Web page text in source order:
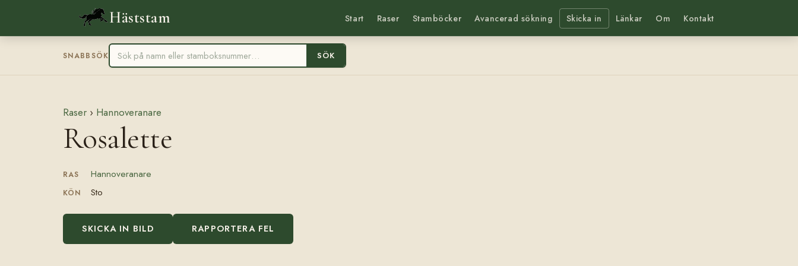
Häststam Start Raser Stamböcker Avancerad sökning Skicka in Länkar Om Kontakt
SNABBSÖK SÖK
Raser › Hannoveranare
Rosalette
RAS Hannoveranare
KÖN Sto
SKICKA IN BILD RAPPORTERA FEL